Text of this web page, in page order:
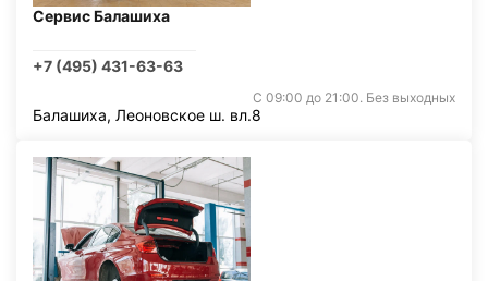
Сервис Балашиха
+7 (495) 431-63-63
С 09:00 до 21:00. Без выходных
Балашиха, Леоновское ш. вл.8